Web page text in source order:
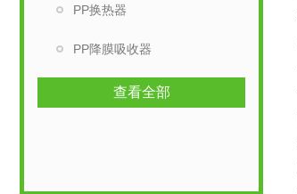
PP换热器
PP降膜吸收器
查看全部